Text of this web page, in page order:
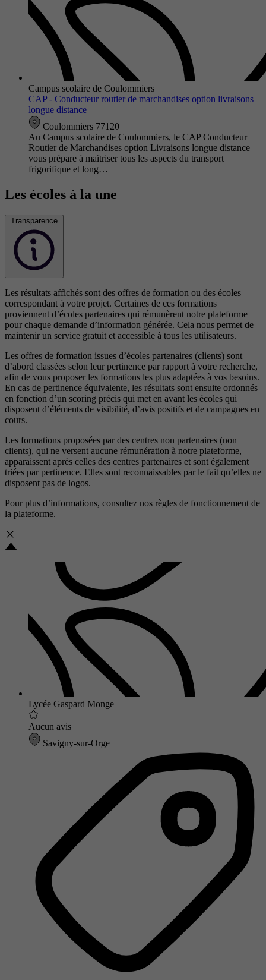
Campus scolaire de Coulommiers
CAP - Conducteur routier de marchandises option livraisons
longue distance
Coulommiers 77120
Au Campus scolaire de Coulommiers, le CAP Conducteur
Routier de Marchandises option Livraisons longue distance
vous prépare à maîtriser tous les aspects du transport
frigorifique et long…
Les écoles à la une
Transparence
Les résultats affichés sont des offres de formation ou des écoles
correspondant à votre projet. Certaines de ces formations
proviennent d’écoles partenaires qui rémunèrent notre plateforme
pour chaque demande d’information générée. Cela nous permet de
maintenir un service gratuit et accessible à tous les utilisateurs.
Les offres de formation issues d’écoles partenaires (clients) sont
d’abord classées selon leur pertinence par rapport à votre recherche,
afin de vous proposer les formations les plus adaptées à vos besoins.
En cas de pertinence équivalente, les résultats sont ensuite ordonnés
en fonction d’un scoring précis qui met en avant les écoles qui
disposent d’éléments de visibilité, d’avis positifs et de campagnes en
cours.
Les formations proposées par des centres non partenaires (non
clients), qui ne versent aucune rémunération à notre plateforme,
apparaissent après celles des centres partenaires et sont également
triées par pertinence. Elles sont reconnaissables par le fait qu’elles ne
disposent pas de logos.
Pour plus d’informations, consultez nos règles de fonctionnement de
la plateforme.
Lycée Gaspard Monge
Aucun avis
Savigny-sur-Orge